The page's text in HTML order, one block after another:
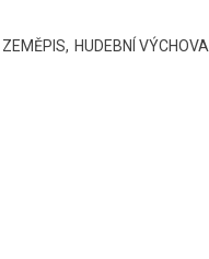
ZEMĚPIS HUDEBNÍ VÝCHOVA